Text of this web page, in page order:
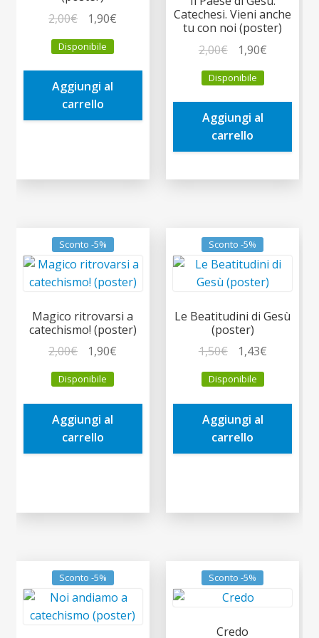
2,00€
prezzo
originale
era:
2,00€.
1,90€
è:
Disponibile
Aggiungi al
carrello
Catechesi. Vieni anche
tu con noi (poster)
2,00€
prezzo
originale
era:
2,00€.
1,90€Il
è:
Disponibile
Aggiungi al
carrello
Sconto -5%
Magico ritrovarsi a
catechismo! (poster)
2,00€
prezzo
originale
era:
2,00€.
1,90€
è:
Disponibile
Aggiungi al
carrello
Sconto -5%
Le Beatitudini di Gesù
(poster)
1,50€
prezzo
originale
era:
1,50€.
1,43€Il
è:
Disponibile
Aggiungi al
carrello
Sconto -5% Sconto -5%
Credo